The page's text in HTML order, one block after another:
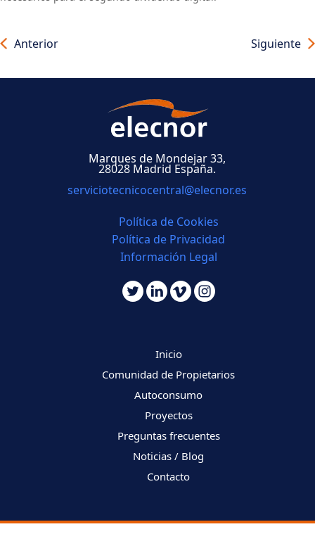
Siguiente
Anterior
Marques de Mondejar 33,
28028 Madrid España.
serviciotecnicocentral@elecnor.es
Política de Cookies
Política de Privacidad
Información Legal
Inicio
Comunidad de Propietarios
Autoconsumo
Proyectos
Preguntas frecuentes
Noticias / Blog
Contacto